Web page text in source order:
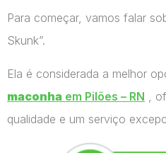
Para começar, vamos falar
Skunk”.
Ela é considerada a melhor
maconha em Pilões – RN ,
qualidade e um serviço